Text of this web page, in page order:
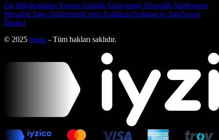
Ön Bilgilendirme Formu Gizlilik Sözleşmesi Abonelik Sözleşmesi
Mesafeli Satış SözleşmesiÇerez PolitikasıTeslimat ve İadeYayın
İlkeleri
© 2025 bmag - Tüm hakları saklıdır.